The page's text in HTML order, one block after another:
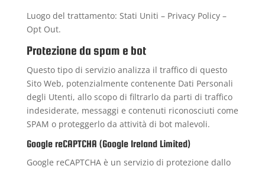
Luogo del trattamento: Stati Uniti – Privacy Policy–
Opt Out.
Protezione da spam e bot
Questo tipo di servizio analizza il traffico di questo
Sito Web, potenzialmente contenente Dati Personali
degli Utenti, allo scopo di filtrarlo da parti di traffico
indesiderate, messaggi e contenuti riconosciuti come
SPAM o proteggerlo da attività di bot malevoli.
Google reCAPTCHA (Google Ireland Limited)
Google reCAPTCHA è un servizio di protezione dallo